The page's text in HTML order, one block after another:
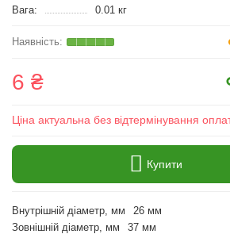
Вага:
0.01 кг
6 ₴
Ціна актуальна без відтермінування
Купити
Внутрішній діаметр, мм
26 мм
Зовнішній діаметр, мм
37 мм